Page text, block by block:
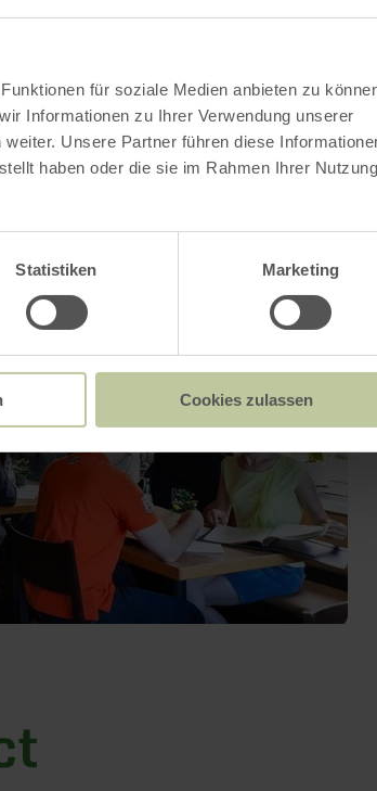
für soziale Medien anbieten zu
Informationen zu Ihrer Verwendung unserer
Unsere Partner führen diese
haben oder die sie im Rahmen Ihrer Nutzung
Statistiken Marketing
Cookies zulassen